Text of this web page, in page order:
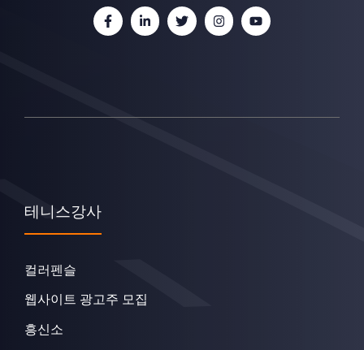
테니스강사
컬러펜슬
웹사이트 광고주 모집
흥신소